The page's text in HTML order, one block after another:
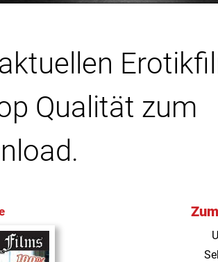
Qualität zum